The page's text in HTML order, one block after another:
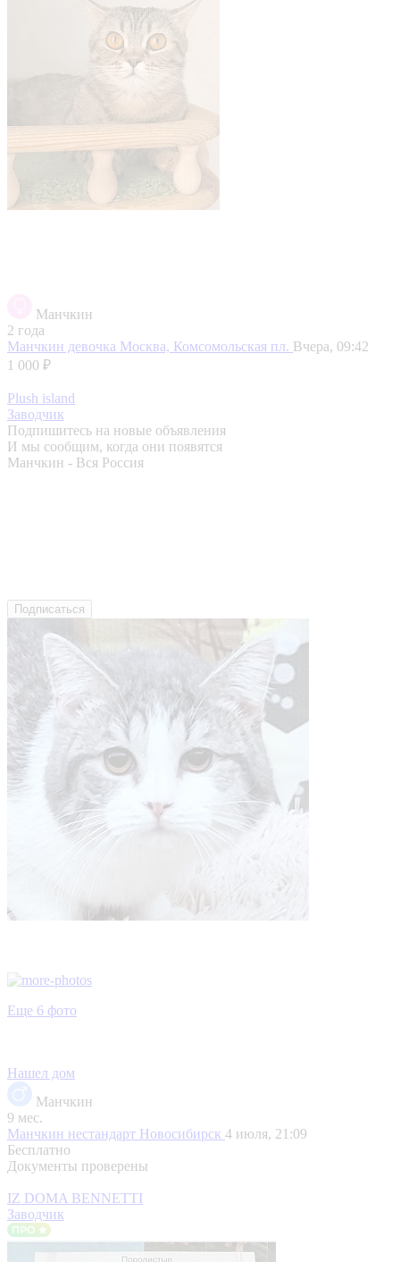
Манчкин
2 года
Манчкин девочка Москва, Комсомольская пл. Вчера, 09:42
1 000 ₽
Plush island
Заводчик
Подпишитесь на новые объявления
И мы сообщим, когда они появятся
Манчкин - Вся Россия
Подписаться
Еще 6 фото
Нашел дом
Манчкин
9 мес.
Манчкин нестандарт Новосибирск 4 июля, 21:09
Бесплатно
Документы проверены
IZ DOMA BENNETTI
Заводчик